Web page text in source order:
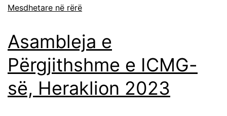
Mesdhetare në rërë
Asambleja e
Përgjithshme e ICMG-
së, Heraklion 2023